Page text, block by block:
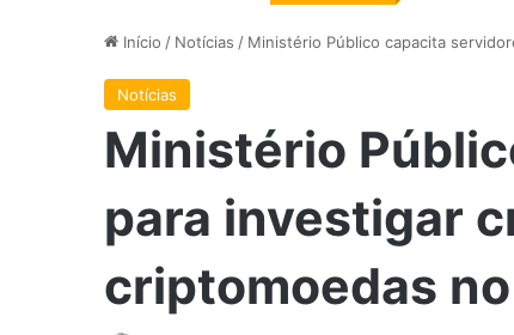
Início / Notícias / Ministério Público capacita
Notícias
Ministério
para investigar
criptomoedas